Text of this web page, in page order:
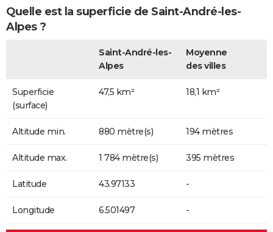
Quelle est la superficie de Saint-André-les-
Alpes ?
Saint-André-les-
Alpes
Moyenne
des villes
Superficie
(surface)
47,5 km² 18,1 km²
Altitude min. 880 mètre(s) 194 mètres
Altitude max. 1 784 mètre(s) 395 mètres
Latitude 43.97133 -
Longitude 6.501497 -